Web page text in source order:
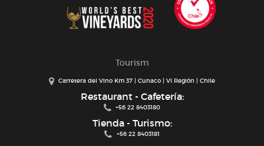
Tourism
Carretera del Vino Km 37 | Cunaco | VI Región | Chile
Restaurant - Cafetería:
+56 22 8403180
Tienda - Turismo:
+56 22 8403181